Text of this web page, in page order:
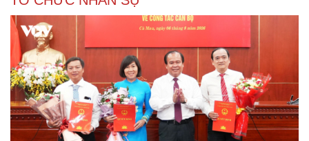
Du lịch
Tư vấn
Săn Tour
check-in
Podcast
Câu chuyện thời sự
Đọc truyện đêm khuya
Cửa sổ tình yêu
Kể chuyện cho bé